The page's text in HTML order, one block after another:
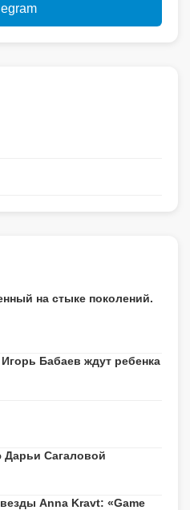
на стыке поколений.
Бабаев ждут ребенка
Дарьи Сагаловой
Anna Kravt: «Game